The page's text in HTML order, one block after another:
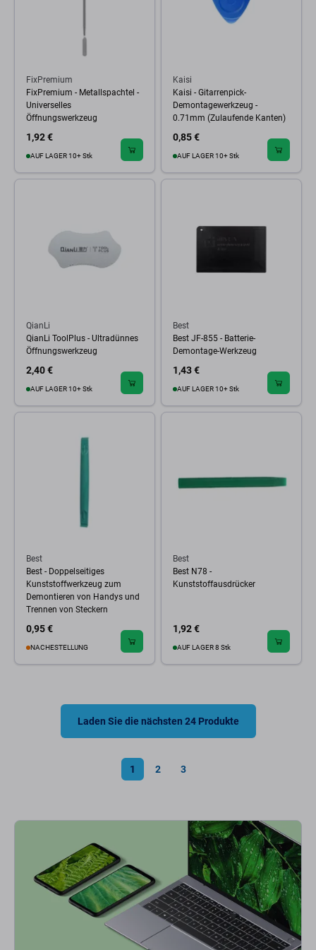
FixPremium
FixPremium - Metallspachtel -
Universelles
Öffnungswerkzeug
1,92 €
AUF LAGER 10+ Stk
Kaisi
Kaisi - Gitarrenpick-
Demontagewerkzeug -
0.71mm (Zulaufende Kanten)
0,85 €
AUF LAGER 10+ Stk
QianLi
QianLi ToolPlus - Ultradünnes
Öffnungswerkzeug
2,40 €
AUF LAGER 10+ Stk
Best
Best JF-855 - Batterie-
Demontage-Werkzeug
1,43 €
AUF LAGER 10+ Stk
Best
Best - Doppelseitiges
Kunststoffwerkzeug zum
Demontieren von Handys und
Trennen von Steckern
0,95 €
NACHESTELLUNG
Best
Best N78 -
Kunststoffausdrücker
1,92 €
AUF LAGER 8 Stk
Laden Sie die nächsten 24 Produkte
1 2 3